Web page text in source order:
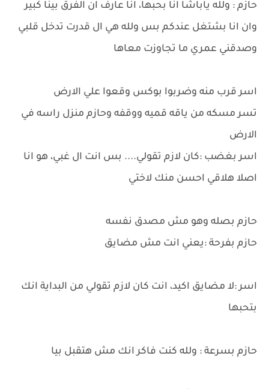
حازم : ولله ياباشا انا بحبها، انا عارف ان الفرق بينا كبير
وان انا بشتغل عندكم بس ولله هي ال قدرت تدخل قلبي
وصدقني عمري ما تجاوزت معاها
اسر قرب منه وضربوا بوكس وقعوا علي الارض
تسر مسكه من ياقه قميه ووقفه وحازم منزل راسه في
الارض
اسر بغضب :كان لازم تقولي.... بس انت ال غبي، هو انا
اصلا هلاقي احسن منك لاختي
حازم بصله وهو مش مصدق نفسه
حازم بفرحة :يعني انت مش مضايق
اسر :لا مضايق اكيد، انت كان لازم تقولي من البداية انك
بتحبها
حازم بسرعة : ولله كنت فاكر انك مش هتقبل بيا